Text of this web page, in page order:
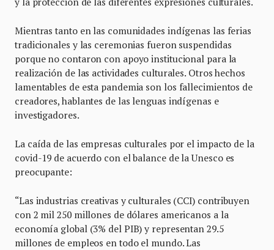
Mientras tanto en las comunidades indígenas las ferias
tradicionales y las ceremonias fueron suspendidas
porque no contaron con apoyo institucional para la
realización de las actividades culturales. Otros hechos
lamentables de esta pandemia son los fallecimientos de
creadores, hablantes de las lenguas indígenas e
investigadores.
La caída de las empresas culturales por el impacto de la
covid-19 de acuerdo con el balance de la Unesco es
preocupante:
“Las industrias creativas y culturales (CCI) contribuyen
con 2 mil 250 millones de dólares americanos a la
economía global (3% del PIB) y representan 29.5
millones de empleos en todo el mundo. Las